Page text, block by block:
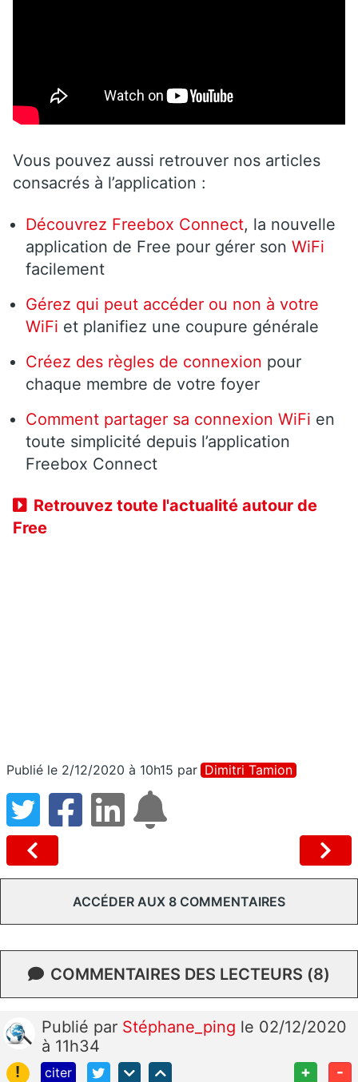
Vous pouvez aussi retrouver nos articles
consacrés à l’application :
Découvrez Freebox Connect, la nouvelle
application de Free pour gérer son WiFi
facilement
Gérez qui peut accéder ou non à votre
WiFi et planifiez une coupure générale
Créez des règles de connexion pour
chaque membre de votre foyer
Comment partager sa connexion WiFi en
toute simplicité depuis l’application
Freebox Connect
Retrouvez toute l'actualité autour de
Free
Publié le 2/12/2020 à 10h15 par Dimitri Tamion
ACCÉDER AUX 8 COMMENTAIRES
COMMENTAIRES DES LECTEURS (8)
Publié par Stéphane_ping le 02/12/2020
à 11h34
!
citer + -